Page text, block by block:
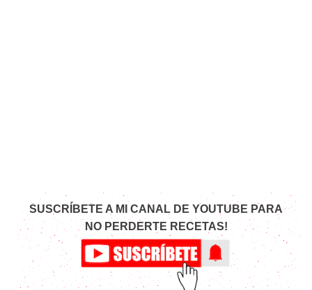
SUSCRÍBETE A MI CANAL DE YOUTUBE PARA
NO PERDERTE RECETAS!